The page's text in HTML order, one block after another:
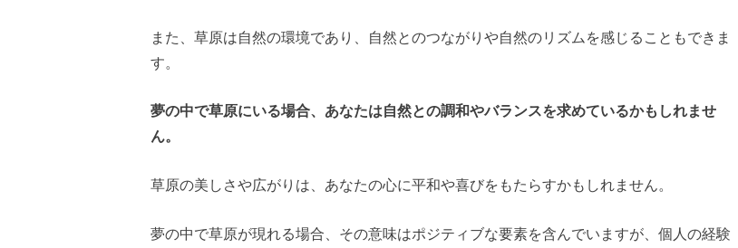
また、草原は自然の環境であり、自然とのつながりや自然のリズムを感じることもできま
す。
夢の中で草原にいる場合、あなたは自然との調和やバランスを求めているかもしれませ
ん。
草原の美しさや広がりは、あなたの心に平和や喜びをもたらすかもしれません。
夢の中で草原が現れる場合、その意味はポジティブな要素を含んでいますが、個人の経験